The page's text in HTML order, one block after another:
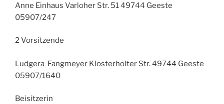
Anne Einhaus Varloher Str. 51 49744 Geeste
05907/247
2 Vorsitzende
Ludgera Fangmeyer Klosterholter Str. 49744 Geeste
05907/1640
Beisitzerin